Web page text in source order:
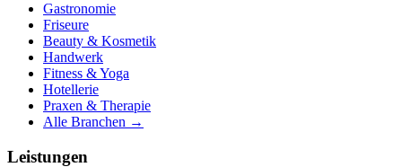
Gastronomie
Friseure
Beauty & Kosmetik
Handwerk
Fitness & Yoga
Hotellerie
Praxen & Therapie
Alle Branchen →
Leistungen